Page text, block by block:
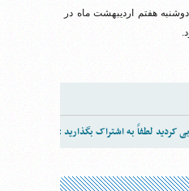
هفتم اردیبهشت ماه در
کردید لطفاً به اشتراک بگذارید :